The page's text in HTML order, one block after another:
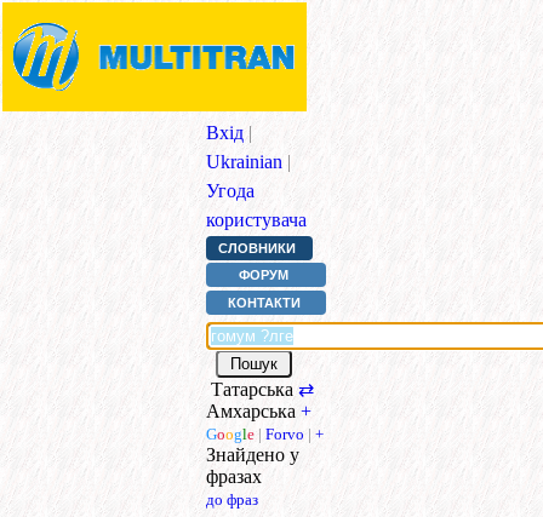
Вхід |
Ukrainian |
Угода
користувача
СЛОВНИКИ
ФОРУМ
КОНТАКТИ
Татарська ⇄
Амхарська +
Google | Forvo | +
Знайдено у
фразах
до фраз